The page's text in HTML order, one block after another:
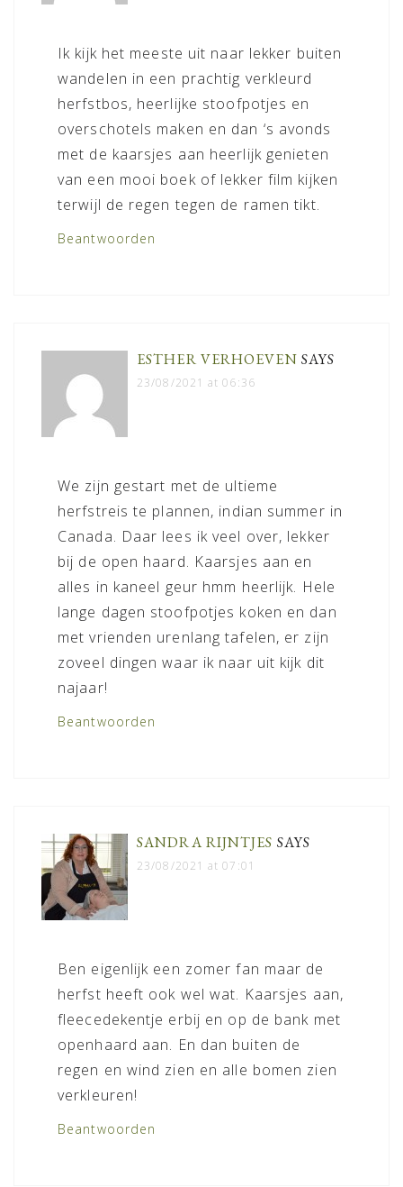
Ik kijk het meeste uit naar lekker buiten
wandelen in een prachtig verkleurd
herfstbos, heerlijke stoofpotjes en
overschotels maken en dan ‘s avonds
met de kaarsjes aan heerlijk genieten
van een mooi boek of lekker film kijken
terwijl de regen tegen de ramen tikt.
Beantwoorden
ESTHER VERHOEVEN SAYS
23/08/2021 at 06:36
We zijn gestart met de ultieme
herfstreis te plannen, indian summer in
Canada. Daar lees ik veel over, lekker
bij de open haard. Kaarsjes aan en
alles in kaneel geur hmm heerlijk. Hele
lange dagen stoofpotjes koken en dan
met vrienden urenlang tafelen, er zijn
zoveel dingen waar ik naar uit kijk dit
najaar!
Beantwoorden
SANDRA RIJNTJES SAYS
23/08/2021 at 07:01
Ben eigenlijk een zomer fan maar de
herfst heeft ook wel wat. Kaarsjes aan,
fleecedekentje erbij en op de bank met
openhaard aan. En dan buiten de
regen en wind zien en alle bomen zien
verkleuren!
Beantwoorden